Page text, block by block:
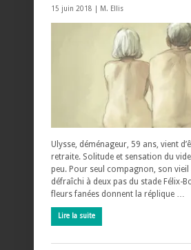
15 juin 2018 | M. Ellis
Ulysse, déménageur, 59 ans, vient
retraite. Solitude et sensation du
peu. Pour seul compagnon, son
défraîchi à deux pas du stade Félix-
fleurs fanées donnent la réplique …
Lire la suite